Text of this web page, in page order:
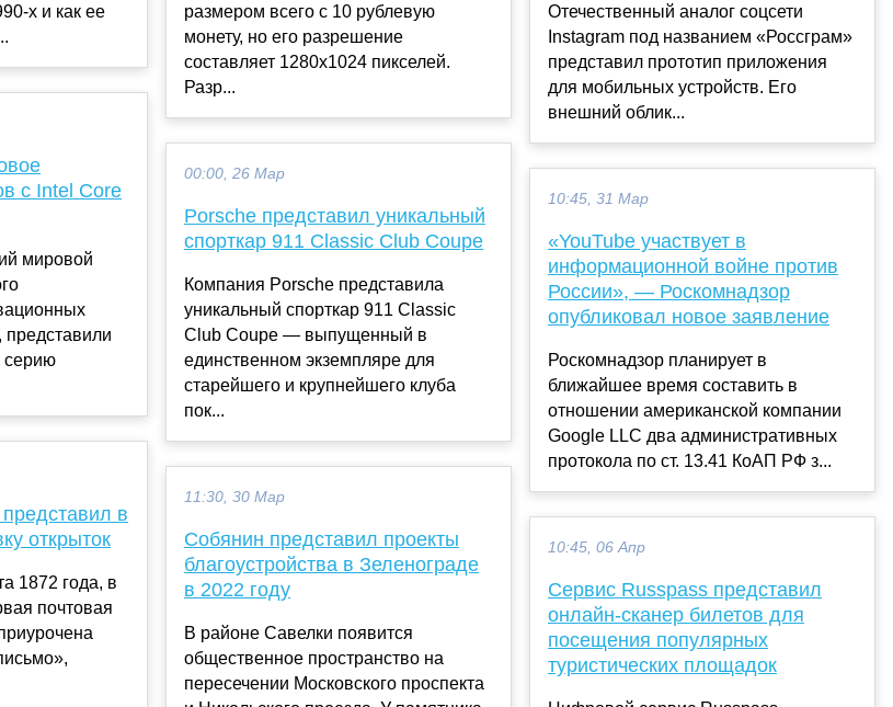
х и как ее
с Intel Core
мировой
серию
в
открыток
1872 года, в
почтовая
размером всего с 10 рублевую
монету, но его разрешение
составляет 1280х1024 пикселей.
Разр...
00:00, 26 Мар
Porsche представил уникальный
спорткар 911 Classic Club Coupe
Компания Porsche представила
уникальный спорткар 911 Classic
Club Coupe — выпущенный в
единственном экземпляре для
старейшего и крупнейшего клуба
пок...
11:30, 30 Мар
Собянин представил проекты
благоустройства в Зеленограде
в 2022 году
В районе Савелки появится
общественное пространство на
пересечении Московского проспекта
Отечественный аналог соцсети
Instagram под названием «Россграм»
представил прототип приложения
для мобильных устройств. Его
внешний облик...
10:45, 31 Мар
«YouTube участвует в
информационной войне против
России», — Роскомнадзор
опубликовал новое заявление
Роскомнадзор планирует в
ближайшее время составить в
отношении американской компании
Google LLC два административных
протокола по ст. 13.41 КоАП РФ з...
10:45, 06 Апр
Сервис Russpass представил
онлайн-сканер билетов для
посещения популярных
туристических площадок